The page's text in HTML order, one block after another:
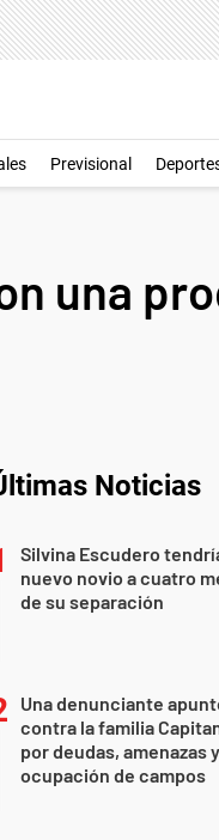
Previsional
una
Noticias
Silvina Escudero
nuevo novio a cuatro
de su separación
Una denunciante
contra la familia
por deudas, amenazas y
ocupación de campos